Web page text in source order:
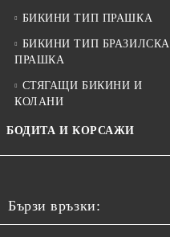
БИКИНИ ТИП ПРАШКА
БИКИНИ ТИП БРАЗИЛСКА
ПРАШКА
СТЯГАЩИ БИКИНИ И
КОЛАНИ
БОДИТА И КОРСАЖИ
Бързи връзки: